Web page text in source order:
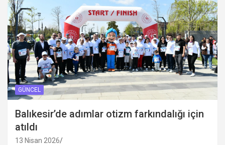
GÜNCEL
Balıkesir’de adımlar otizm farkındalığı için
atıldı
13 Nisan 2026